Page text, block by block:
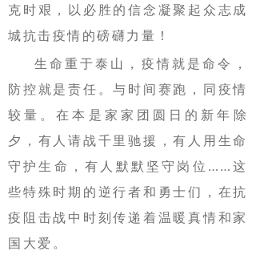
克时艰，以必胜的信念凝聚起众志成
城抗击疫情的磅礴力量！
生命重于泰山，疫情就是命令，
防控就是责任。与时间赛跑，同疫情
较量。在本是家家团圆日的新年除
夕，有人请战千里驰援，有人用生命
守护生命，有人默默坚守岗位……这
些特殊时期的逆行者和勇士们，在抗
疫阻击战中时刻传递着温暖真情和家
国大爱。